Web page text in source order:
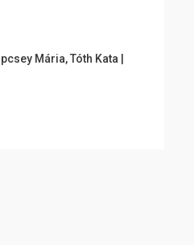
Mária, Tóth Kata |